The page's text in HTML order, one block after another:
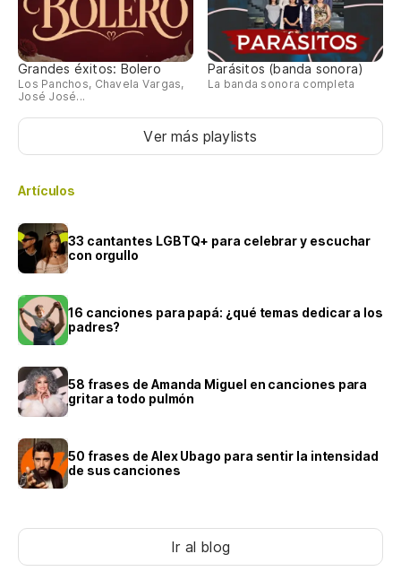
Grandes éxitos: Bolero
Los Panchos, Chavela Vargas,
José José...
Parásitos (banda sonora)
La banda sonora completa
Ver más playlists
Artículos
33 cantantes LGBTQ+ para celebrar y escuchar
con orgullo
16 canciones para papá: ¿qué temas dedicar a los
padres?
58 frases de Amanda Miguel en canciones para
gritar a todo pulmón
50 frases de Alex Ubago para sentir la intensidad
de sus canciones
Ir al blog